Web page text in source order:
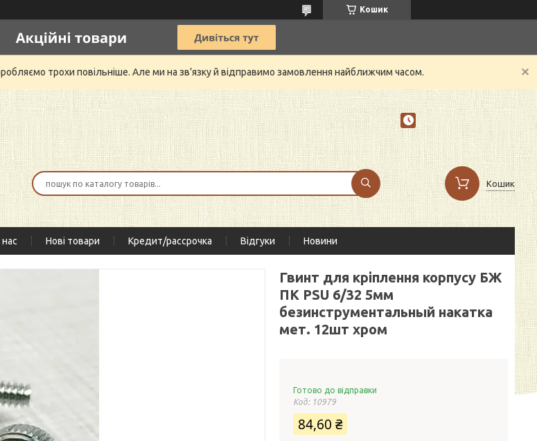
Кошик
трохи повільніше. Але ми на зв’язку й відправимо замовлення найближчим часом.
Кошик
Нові товари Кредит/рассрочка Відгуки Новини
Гвинт для кріплення корпусу БЖ
ПК PSU 6/32 5мм
безинструментальный накатка
мет. 12шт хром
Готово до відправки
Код: 10979
84,60 ₴